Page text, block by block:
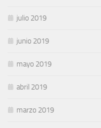
julio 2019
junio 2019
mayo 2019
abril 2019
marzo 2019